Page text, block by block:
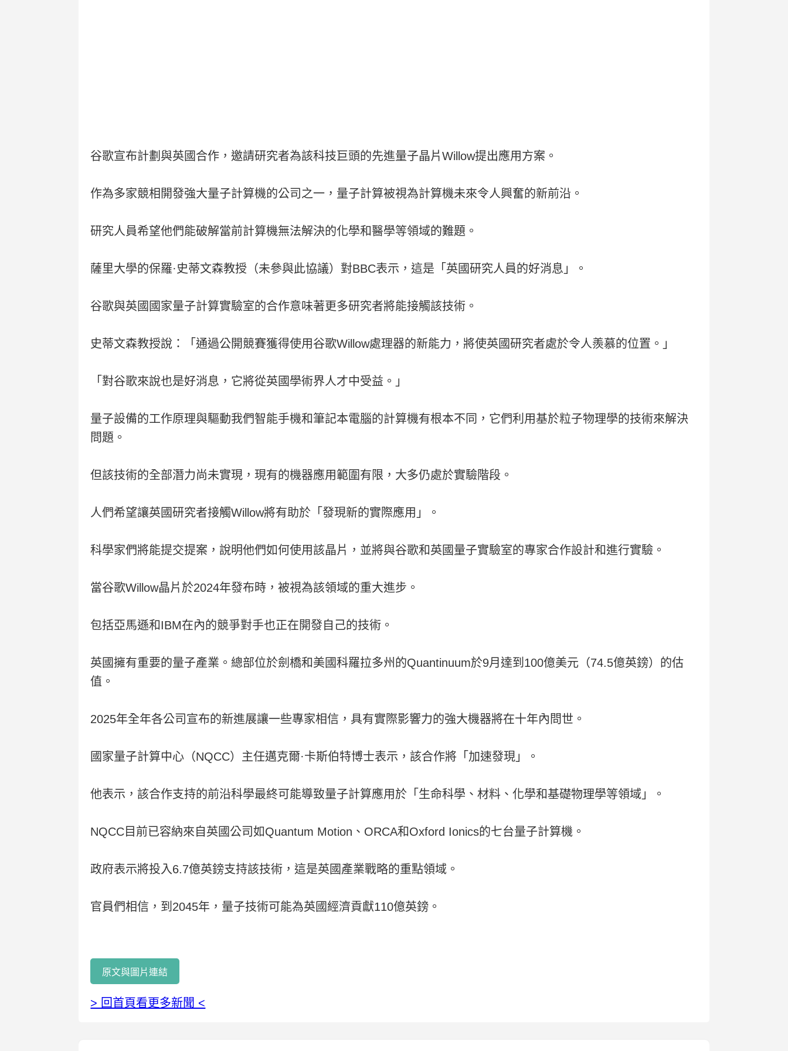
谷歌宣布計劃與英國合作，邀請研究者為該科技巨頭的先進量子晶片Willow提出應用方案。
作為多家競相開發強大量子計算機的公司之一，量子計算被視為計算機未來令人興奮的新前沿。
研究人員希望他們能破解當前計算機無法解決的化學和醫學等領域的難題。
薩里大學的保羅·史蒂文森教授（未參與此協議）對BBC表示，這是「英國研究人員的好消息」。
谷歌與英國國家量子計算實驗室的合作意味著更多研究者將能接觸該技術。
史蒂文森教授說：「通過公開競賽獲得使用谷歌Willow處理器的新能力，將使英國研究者處於令人羨慕的位置。」
「對谷歌來說也是好消息，它將從英國學術界人才中受益。」
量子設備的工作原理與驅動我們智能手機和筆記本電腦的計算機有根本不同，它們利用基於粒子物理學的技術來解決
問題。
但該技術的全部潛力尚未實現，現有的機器應用範圍有限，大多仍處於實驗階段。
人們希望讓英國研究者接觸Willow將有助於「發現新的實際應用」。
科學家們將能提交提案，說明他們如何使用該晶片，並將與谷歌和英國量子實驗室的專家合作設計和進行實驗。
當谷歌Willow晶片於2024年發布時，被視為該領域的重大進步。
包括亞馬遜和IBM在內的競爭對手也正在開發自己的技術。
英國擁有重要的量子產業。總部位於劍橋和美國科羅拉多州的Quantinuum於9月達到100億美元（74.5億英鎊）的估
值。
2025年全年各公司宣布的新進展讓一些專家相信，具有實際影響力的強大機器將在十年內問世。
國家量子計算中心（NQCC）主任邁克爾·卡斯伯特博士表示，該合作將「加速發現」。
他表示，該合作支持的前沿科學最終可能導致量子計算應用於「生命科學、材料、化學和基礎物理學等領域」。
NQCC目前已容納來自英國公司如Quantum Motion、ORCA和Oxford Ionics的七台量子計算機。
政府表示將投入6.7億英鎊支持該技術，這是英國產業戰略的重點領域。
官員們相信，到2045年，量子技術可能為英國經濟貢獻110億英鎊。
原文與圖片連結
> 回首頁看更多新聞 <